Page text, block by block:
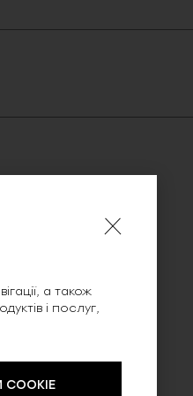
а також
і послуг,